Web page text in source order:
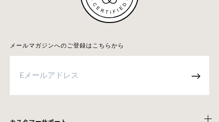
メールマガジンへのご登録はこちらから
→